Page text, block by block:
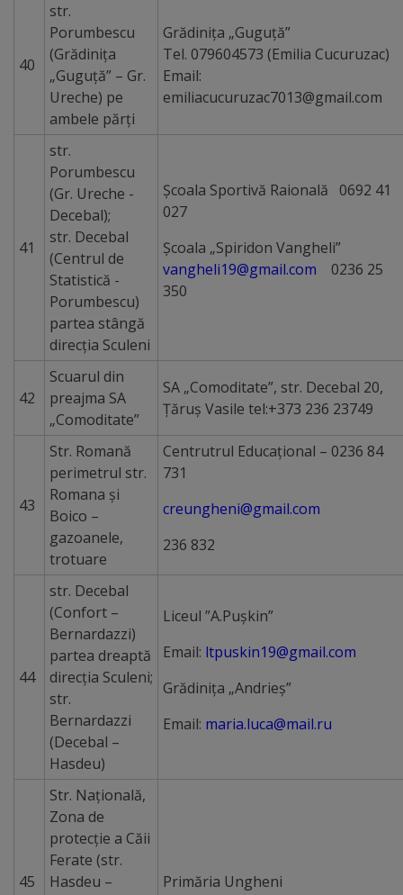
40
str.
Porumbescu
(Grădiniţa
„Guguţă” – Gr.
Ureche) pe
ambele părţi
Grădiniţa „Guguţă”
Tel. 079604573 (Emilia Cucuruzac)
Email:
emiliacucuruzac7013@gmail.com
41
str.
Porumbescu
(Gr. Ureche -
Decebal);
str. Decebal
(Centrul de
Statistică -
Porumbescu)
partea stângă
direcţia Sculeni
Şcoala Sportivă Raională 0692 41
027
Şcoala „Spiridon Vangheli”
vangheli19@gmail.com 0236 25
350
42
Scuarul din
preajma SA
„Comoditate”
SA „Comoditate”, str. Decebal 20,
Țăruș Vasile tel:+373 236 23749
43
Str. Romană
perimetrul str.
Romana şi
Boico –
gazoanele,
trotuare
Centrutrul Educaţional – 0236 84
731
creungheni@gmail.com
236 832
44
str. Decebal
(Confort –
Bernardazzi)
partea dreaptă
direcţia Sculeni;
str.
Bernardazzi
(Decebal –
Hasdeu)
Liceul ”A.Puşkin”
Email: ltpuskin19@gmail.com
Grădinița „Andrieș”
Email: maria.luca@mail.ru
45
Str. Naţională,
Zona de
protecţie a Căii
Ferate (str.
Hasdeu –
Primăria Ungheni